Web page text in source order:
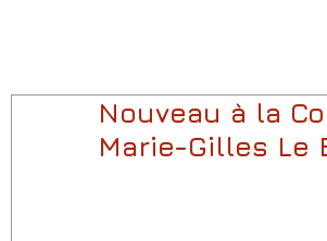
Nouveau à la
Marie-Gilles Le